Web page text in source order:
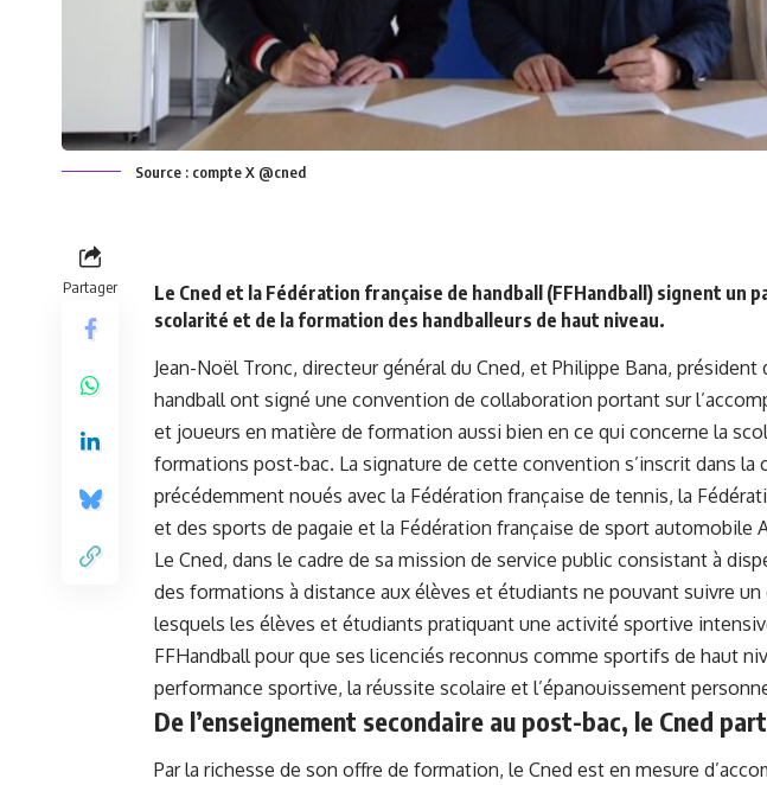
Source : compte X @cned
Partager
Le Cned et la Fédération française de handball (FFHandball) signent un
scolarité et de la formation des handballeurs de haut niveau.
Jean-Noël Tronc, directeur général du Cned, et Philippe Bana,
handball ont signé une convention de collaboration portant sur
et joueurs en matière de formation aussi bien en ce qui concerne la
formations post-bac. La signature de cette convention s’inscrit dans la
précédemment noués avec la Fédération française de tennis, la
et des sports de pagaie et la Fédération française de sport automobile
Le Cned, dans le cadre de sa mission de service public consistant à
des formations à distance aux élèves et étudiants ne pouvant suivre
lesquels les élèves et étudiants pratiquant une activité sportive
FFHandball pour que ses licenciés reconnus comme sportifs de haut
performance sportive, la réussite scolaire et l’épanouissement
De l’enseignement secondaire au post-bac, le Cned
Par la richesse de son offre de formation, le Cned est en mesure